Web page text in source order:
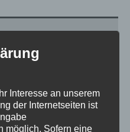
1 kg
Interesse an unserem
der Internetseiten ist
möglich. Sofern eine